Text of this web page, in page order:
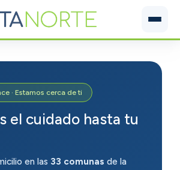
· Estamos cerca de ti
el cuidado hasta tu
en las 33 comunas de la